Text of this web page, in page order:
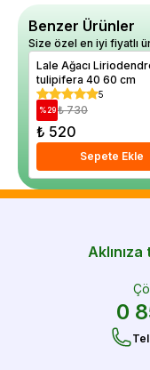
Benzer Ürünler
Size özel en iyi fiyatlı
Lale Ağacı
tulipifera 40 60 cm
5
%29 ₺ 730
₺ 520
Sepete Ekle
0